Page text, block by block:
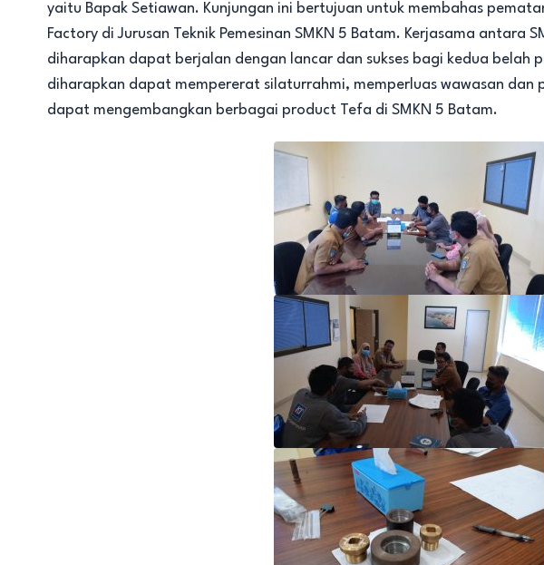
yaitu Bapak Setiawan. Kunjungan ini bertujuan untuk membahas
Factory di Jurusan Teknik Pemesinan SMKN 5 Batam. Kerjasama antara
diharapkan dapat berjalan dengan lancar dan sukses bagi kedua belah
diharapkan dapat mempererat silaturrahmi, memperluas wawasan dan
dapat mengembangkan berbagai product Tefa di SMKN 5 Batam.